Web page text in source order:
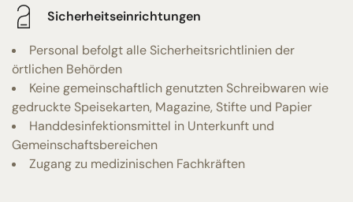
Sicherheitseinrichtungen
Personal befolgt alle Sicherheitsrichtlinien der
örtlichen Behörden
Keine gemeinschaftlich genutzten Schreibwaren wie
gedruckte Speisekarten, Magazine, Stifte und Papier
Handdesinfektionsmittel in Unterkunft und
Gemeinschaftsbereichen
Zugang zu medizinischen Fachkräften